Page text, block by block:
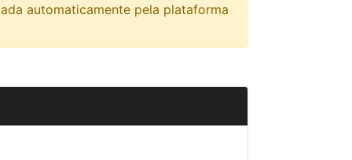
automaticamente pela plataforma